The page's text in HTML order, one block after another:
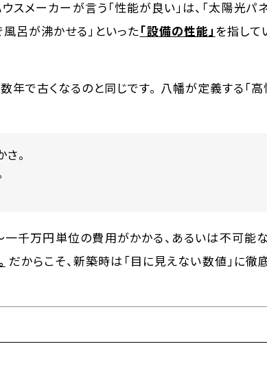
スメーカーが言う「性能が良い」は、「太陽光パ
風呂が沸かせる」といった「設備の性能」 を指して
で古くなるのと同じです。 八幡が定義する「高
。
千万円単位の費用がかかる、あるいは不可能
だからこそ、新築時は「目に見えない数値」に徹